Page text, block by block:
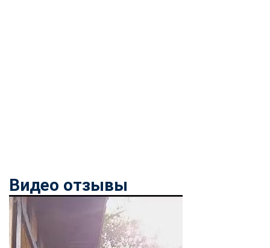
Видео отзывы